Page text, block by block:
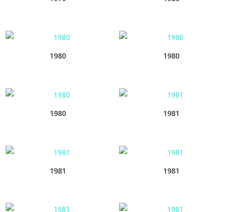
1980 1980
1980 1981
1981 1981